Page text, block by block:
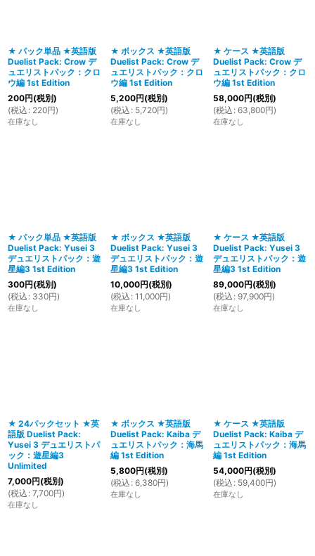
絞り込む
★ パック単品 ★英語版
Duelist Pack: Crow デ
ュエリストパック：クロ
ウ編 1st Edition
200円(税別)
(税込 : 220円)
在庫なし
★ ボックス ★英語版
Duelist Pack: Crow デ
ュエリストパック：クロ
ウ編 1st Edition
5,200円(税別)
(税込 : 5,720円)
在庫なし
★ ケース ★英語版
Duelist Pack: Crow デ
ュエリストパック：クロ
ウ編 1st Edition
58,000円(税別)
(税込 : 63,800円)
在庫なし
★ パック単品 ★英語版
Duelist Pack: Yusei 3
デュエリストパック：遊
星編3 1st Edition
300円(税別)
(税込 : 330円)
在庫なし
★ ボックス ★英語版
Duelist Pack: Yusei 3
デュエリストパック：遊
星編3 1st Edition
10,000円(税別)
(税込 : 11,000円)
在庫なし
★ ケース ★英語版
Duelist Pack: Yusei 3
デュエリストパック：遊
星編3 1st Edition
89,000円(税別)
(税込 : 97,900円)
在庫なし
★ 24パックセット ★英
語版 Duelist Pack:
Yusei 3 デュエリストパ
ック：遊星編3
Unlimited
7,000円(税別)
(税込 : 7,700円)
在庫なし
★ ボックス ★英語版
Duelist Pack: Kaiba デ
ュエリストパック：海馬
編 1st Edition
5,800円(税別)
(税込 : 6,380円)
在庫なし
★ ケース ★英語版
Duelist Pack: Kaiba デ
ュエリストパック：海馬
編 1st Edition
54,000円(税別)
(税込 : 59,400円)
在庫なし